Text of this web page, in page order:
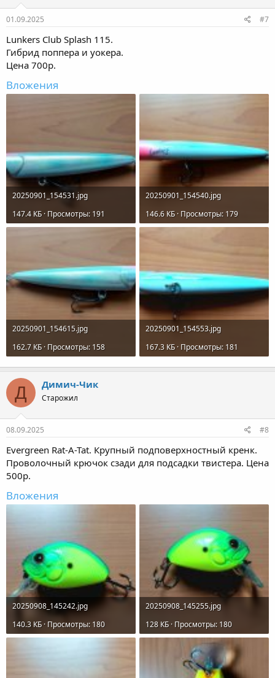
01.09.2025 #7
Lunkers Club Splash 115.
Гибрид поппера и уокера.
Цена 700р.
Вложения
20250901_154531.jpg
147.4 КБ · Просмотры: 191
20250901_154540.jpg
146.6 КБ · Просмотры: 179
20250901_154615.jpg
162.7 КБ · Просмотры: 158
20250901_154553.jpg
167.3 КБ · Просмотры: 181
Д Димич-Чик
Старожил
08.09.2025 #8
Evergreen Rat-A-Tat. Крупный подповерхностный кренк.
Проволочный крючок сзади для подсадки твистера. Цена
500р.
Вложения
20250908_145242.jpg
140.3 КБ · Просмотры: 180
20250908_145255.jpg
128 КБ · Просмотры: 180